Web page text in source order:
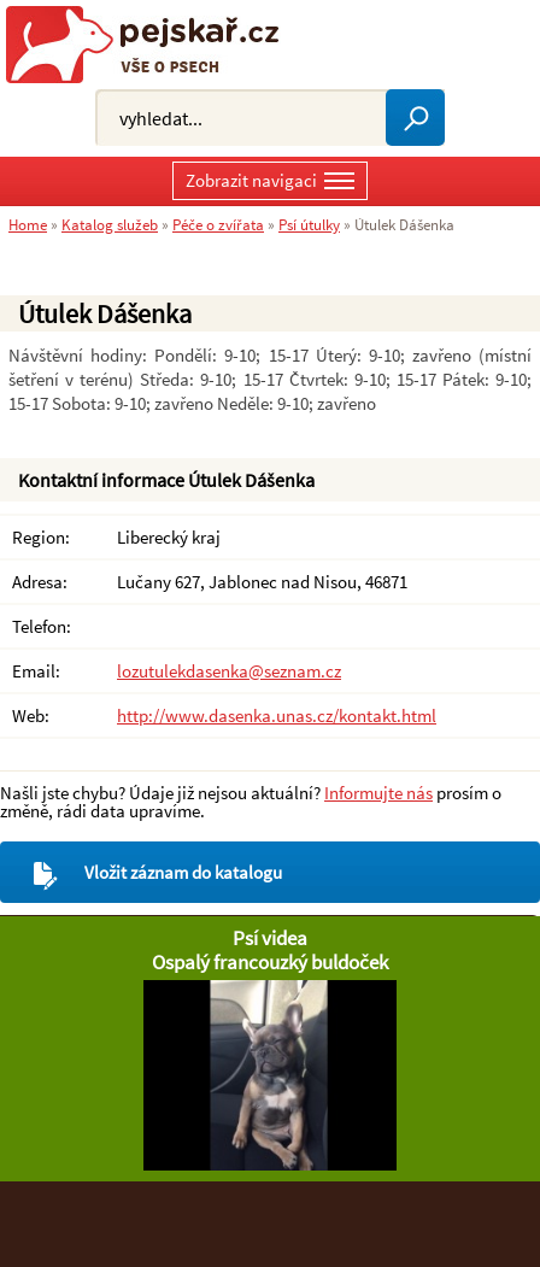
Útulek Dášenka
Návštěvní hodiny: Pondělí: 9-10; 15-17 Úterý: 9-10; zavřeno (místní
šetření v terénu) Středa: 9-10; 15-17 Čtvrtek: 9-10; 15-17 Pátek: 9-10;
15-17 Sobota: 9-10; zavřeno Neděle: 9-10; zavřeno
Kontaktní informace Útulek Dášenka
Region:
Liberecký kraj
Adresa:
Lučany 627, Jablonec nad Nisou, 46871
Telefon:
Email:
lozutulekdasenka@seznam.cz
Web:
http://www.dasenka.unas.cz/kontakt.html
Našli jste chybu? Údaje již nejsou aktuální? Informujte nás prosím o
změně, rádi data upravíme.
Vložit záznam do katalogu
Psí videa
Ospalý francouzký buldoček
Zobrazit navigaci
Home » Katalog služeb » Péče o zvířata » Psí útulky » Útulek Dášenka